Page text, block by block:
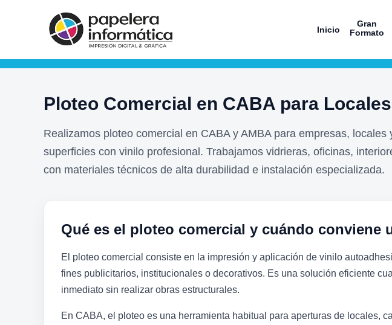
Inicio
Gran
Formato
Ploteo Comercial en CABA para
Realizamos ploteo comercial en CABA y AMBA para empresas,
superficies con vinilo profesional. Trabajamos vidrieras, oficinas,
con materiales técnicos de alta durabilidad e instalación especializada.
Qué es el ploteo comercial y cuándo conviene
El ploteo comercial consiste en la impresión y aplicación de vinilo
fines publicitarios, institucionales o decorativos. Es una solución eficiente
inmediato sin realizar obras estructurales.
En CABA, el ploteo es una herramienta habitual para aperturas de locales,